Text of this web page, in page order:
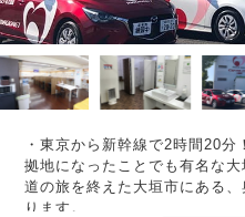
・東京から新幹線で2時間20
拠地になったことでも有名な
道の旅を終えた大垣市にある
ります。